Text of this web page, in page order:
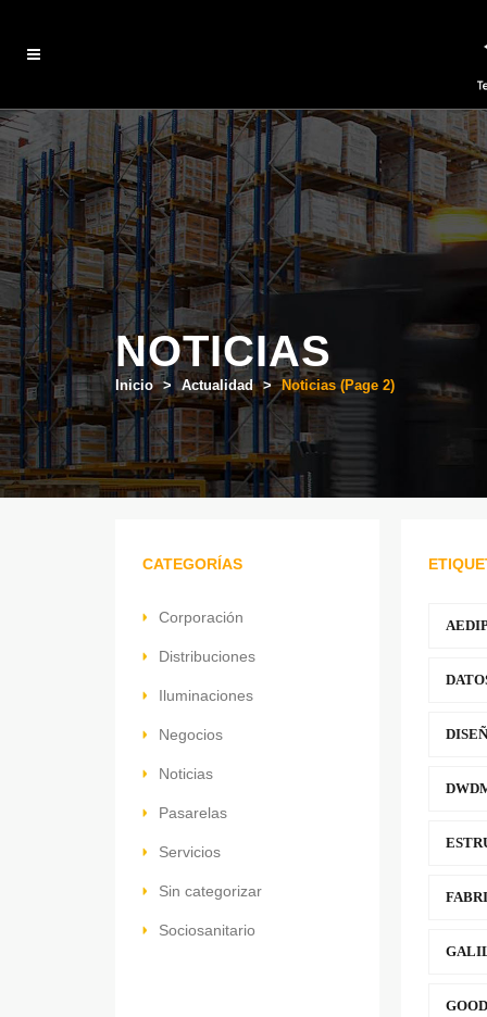
NOTICIAS
Inicio > Actualidad > Noticias (Page 2)
CATEGORÍAS
Corporación
Distribuciones
Iluminaciones
Negocios
Noticias
Pasarelas
Servicios
Sin categorizar
Sociosanitario